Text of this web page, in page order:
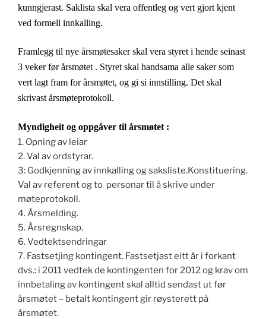
kunngjerast. Saklista skal vera offentleg og vert gjort kjent
ved formell innkalling.
Framlegg til nye årsmøtesaker skal vera styret i hende seinast
3 veker før årsmøtet . Styret skal handsama alle saker som
vert lagt fram for årsmøtet, og gi si innstilling. Det skal
skrivast årsmøteprotokoll.
Myndigheit og oppgåver til årsmøtet :
1. Opning av leiar
2. Val av ordstyrar.
3: Godkjenning av innkalling og saksliste.Konstituering.
Val av referent og to personar til å skrive under
møteprotokoll.
4. Årsmelding.
5. Årsregnskap.
6. Vedtektsendringar
7. Fastsetjing kontingent. Fastsetjast eitt år i forkant
dvs.: i 2011 vedtek de kontingenten for 2012 og krav om
innbetaling av kontingent skal alltid sendast ut før
årsmøtet – betalt kontingent gir røysterett på
årsmøtet.